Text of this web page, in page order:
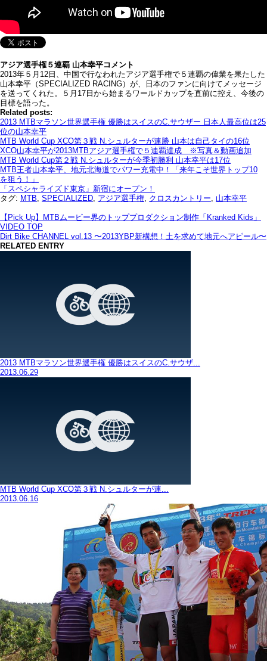
アジア選手権５連覇 山本幸平コメント
2013年５月12日、中国で行なわれたアジア選手権で５連覇の偉業を果たした
山本幸平（SPECIALIZED RACING）が、日本のファンに向けてメッセージ
を送ってくれた。５月17日から始まるワールドカップを直前に控え、今後の
目標を語った。
Related posts:
2013 MTBマラソン世界選手権 優勝はスイスのC.サウザー 日本人最高位は25
位の山本幸平
MTB World Cup XCO第３戦 N.シュルターが連勝 山本は自己タイの16位
XCO山本幸平が2013MTBアジア選手権で５連覇達成 ※写真＆動画追加
MTB World Cup第２戦 N.シュルターが今季初勝利 山本幸平は17位
MTB王者山本幸平、地元北海道でパワー充電中！「来年こそ世界トップ10
を狙う！」
「スペシャライズド東京」新宿にオープン！
タグ: MTB SPECIALIZED アジア選手権 クロスカントリー 山本幸平
【Pick Up】MTBムービー界のトッププロダクション制作「Kranked Kids」
VIDEO TOP
Dirt Bike CHANNEL vol.13 〜2013YBP新構想！土を求めて地元へアピール〜
RELATED ENTRY
2013 MTBマラソン世界選手権 優勝はスイスのC.サウザ...
2013.06.29
MTB World Cup XCO第３戦 N.シュルターが連...
2013.06.16